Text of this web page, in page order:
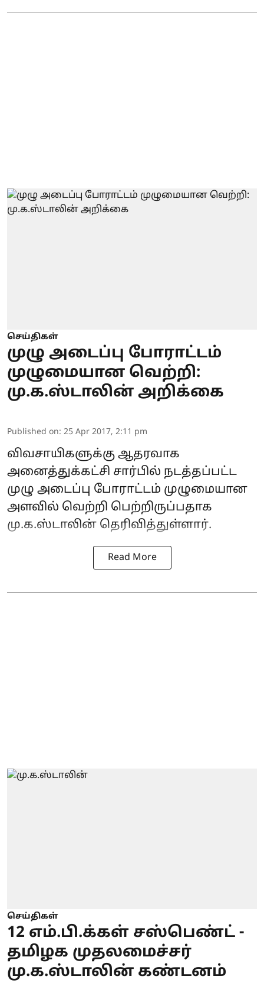
செய்திகள்
முழு அடைப்பு போராட்டம்
முழுமையான வெற்றி:
மு.க.ஸ்டாலின் அறிக்கை
Published on: 25 Apr 2017, 2:11 pm
விவசாயிகளுக்கு ஆதரவாக
அனைத்துக்கட்சி சார்பில் நடத்தப்பட்ட
முழு அடைப்பு போராட்டம் முழுமையான
அளவில் வெற்றி பெற்றிருப்பதாக
மு.க.ஸ்டாலின் தெரிவித்துள்ளார்.
Read More
செய்திகள்
12 எம்.பி.க்கள் சஸ்பெண்ட் -
தமிழக முதலமைச்சர்
மு.க.ஸ்டாலின் கண்டனம்